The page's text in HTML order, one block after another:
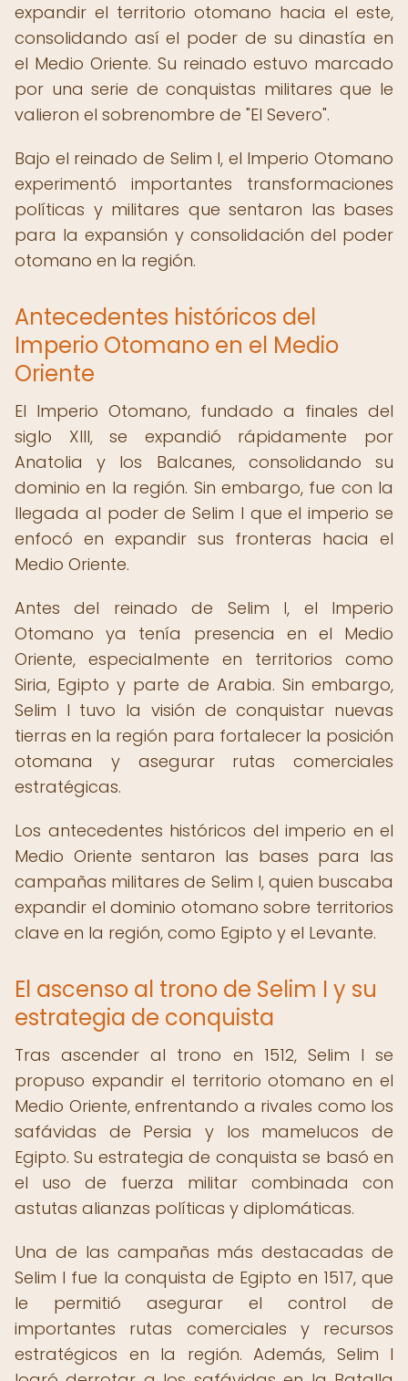
expandir el territorio otomano hacia el este,
consolidando así el poder de su dinastía en
el Medio Oriente. Su reinado estuvo marcado
por una serie de conquistas militares que le
valieron el sobrenombre de "El Severo".
Bajo el reinado de Selim I, el Imperio Otomano
experimentó importantes transformaciones
políticas y militares que sentaron las bases
para la expansión y consolidación del poder
otomano en la región.
Antecedentes históricos del
Imperio Otomano en el Medio
Oriente
El Imperio Otomano, fundado a finales del
siglo XIII, se expandió rápidamente por
Anatolia y los Balcanes, consolidando su
dominio en la región. Sin embargo, fue con la
llegada al poder de Selim I que el imperio se
enfocó en expandir sus fronteras hacia el
Medio Oriente.
Antes del reinado de Selim I, el Imperio
Otomano ya tenía presencia en el Medio
Oriente, especialmente en territorios como
Siria, Egipto y parte de Arabia. Sin embargo,
Selim I tuvo la visión de conquistar nuevas
tierras en la región para fortalecer la posición
otomana y asegurar rutas comerciales
estratégicas.
Los antecedentes históricos del imperio en el
Medio Oriente sentaron las bases para las
campañas militares de Selim I, quien buscaba
expandir el dominio otomano sobre territorios
clave en la región, como Egipto y el Levante.
El ascenso al trono de Selim I y su
estrategia de conquista
Tras ascender al trono en 1512, Selim I se
propuso expandir el territorio otomano en el
Medio Oriente, enfrentando a rivales como los
safávidas de Persia y los mamelucos de
Egipto. Su estrategia de conquista se basó en
el uso de fuerza militar combinada con
astutas alianzas políticas y diplomáticas.
Una de las campañas más destacadas de
Selim I fue la conquista de Egipto en 1517, que
le permitió asegurar el control de
importantes rutas comerciales y recursos
estratégicos en la región. Además, Selim I